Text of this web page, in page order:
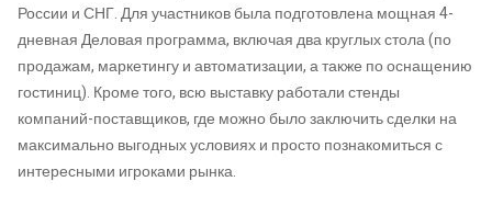
России и СНГ. Для участников была подготовлена мощная 4-
дневная Деловая программа, включая два круглых стола (по
продажам, маркетингу и автоматизации, а также по оснащению
гостиниц). Кроме того, всю выставку работали стенды
компаний-поставщиков, где можно было заключить сделки на
максимально выгодных условиях и просто познакомиться с
интересными игроками рынка.